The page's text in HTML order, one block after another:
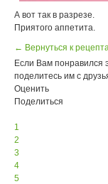
А вот так в разрезе.
Приятого аппетита.
← Вернуться к
Если Вам понравился
поделитесь им с
Оценить
Поделиться
1
2
3
4
5